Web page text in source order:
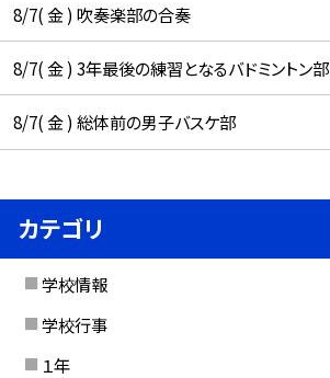
8/7( 金 ) 吹奏楽部の合奏
8/7( 金 ) 3年最後の練習となるバドミントン部
8/7( 金 ) 総体前の男子バスケ部
カテゴリ
学校情報
学校行事
１年